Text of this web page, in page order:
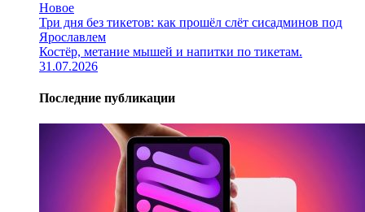
Новое
Три дня без тикетов: как прошёл слёт сисадминов под
Ярославлем
Костёр, метание мышей и напитки по тикетам.
31.07.2026
Последние публикации